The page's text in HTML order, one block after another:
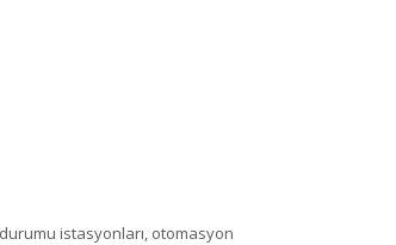
istasyonları, otomasyon